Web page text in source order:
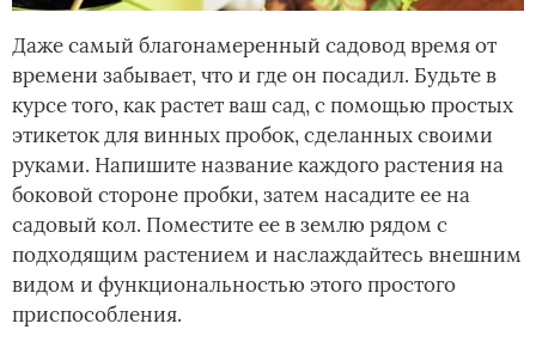
Даже самый благонамеренный садовод время от
времени забывает, что и где он посадил. Будьте в
курсе того, как растет ваш сад, с помощью простых
этикеток для винных пробок, сделанных своими
руками. Напишите название каждого растения на
боковой стороне пробки, затем насадите ее на
садовый кол. Поместите ее в землю рядом с
подходящим растением и наслаждайтесь внешним
видом и функциональностью этого простого
приспособления.